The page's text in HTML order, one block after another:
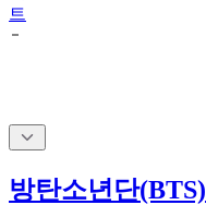
트
방탄소년단(BTS)